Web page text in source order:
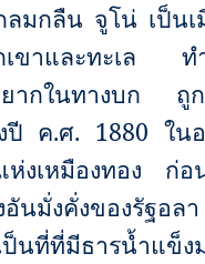
มกลืน จูโน่ เป็นเ
กเขาและทะเล ท
ด้ยากในทางบก ถู
ปี ค.ศ. 1880 ใน
ห่งเหมืองทอง ก่อ
นมั่งคั่งของรัฐอลา
นที่ที่มีธารน้ำแข็ง